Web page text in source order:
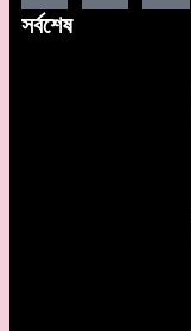
সর্বশেষ